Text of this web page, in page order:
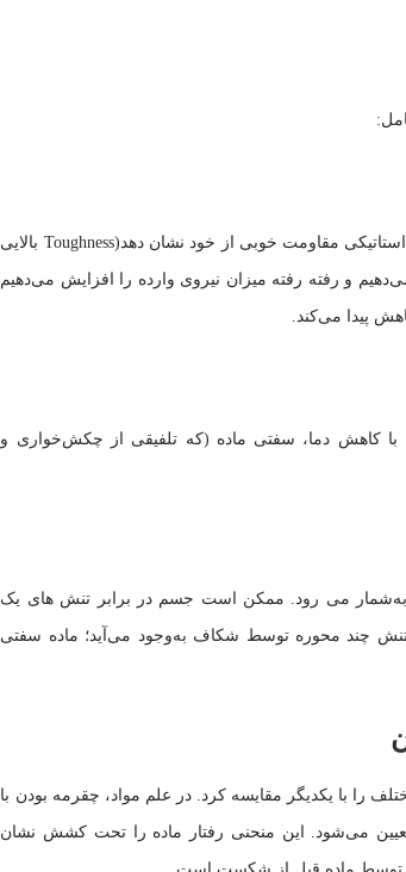
برای مثال، ممکن است ماده تحت یک بارگذاری ثابت و استاتیکی مقاومت خوبی از خود نشان دهد(Toughness بالایی
و رفته رفته میزان نیروی وارده را افزایش می‌دهیم
پیدا می‌کند.
با کاهش دما، سفتی ماده (که تلفیقی از چکش‌خواری و
می رود. ممکن است جسم در برابر تنش های یک
تنش چند محوره توسط شکاف به‌وجود می‌آید؛ ماده سفتی
را با یکدیگر مقایسه کرد. در علم مواد، چقرمه بودن با
می‌شود. این منحنی رفتار ماده را تحت کشش نشان